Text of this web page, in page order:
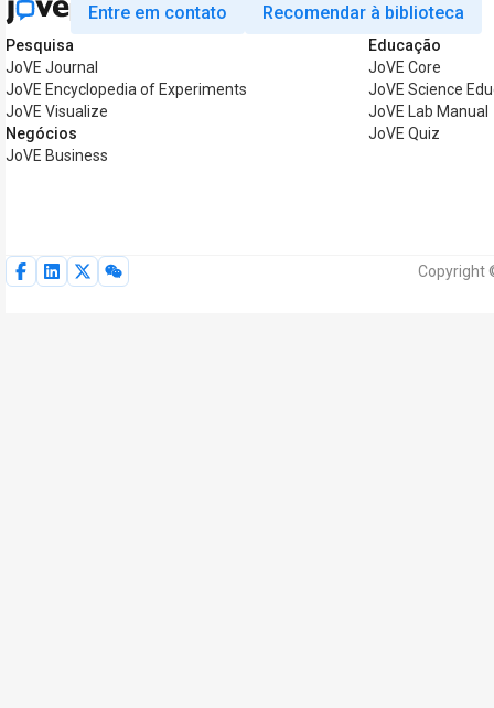
Entre em contato Recomendar à biblioteca
Pesquisa
JoVE Journal
JoVE Encyclopedia of Experiments
JoVE Visualize
Negócios
JoVE Business
Educação
JoVE Core
JoVE Science
JoVE Lab Manual
JoVE Quiz
Copyright